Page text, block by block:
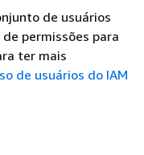
de usuários
permissões para
ter mais
de usuários do IAM